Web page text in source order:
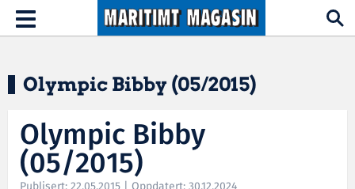
Hopp til hovedinnhold
Toggle
navigation
Olympic Bibby (05/2015)
Olympic Bibby
(05/2015)